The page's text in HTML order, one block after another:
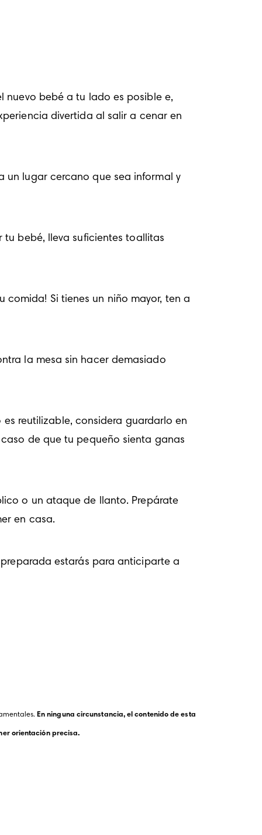
nuevo bebé a tu lado es posible e,
divertida al salir a cenar en
un lugar cercano que sea informal y
bebé, lleva suficientes toallitas
Si tienes un niño mayor, ten a
la mesa sin hacer demasiado
reutilizable, considera guardarlo en
de que tu pequeño sienta ganas
o un ataque de llanto. Prepárate
en casa.
estarás para anticiparte a
En ninguna circunstancia, el contenido de esta
orientación precisa.